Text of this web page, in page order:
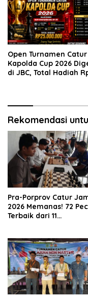
Open Turnamen Catur
Kapolda Cup 2026
di JBC, Total Hadiah
Rekomendasi
Pra-Porprov Catur
2026 Memanas! 72
Terbaik dari 11